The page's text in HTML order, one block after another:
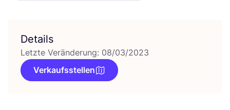
Details
Letzte Veränderung: 08/03/2023
Verkaufsstellen